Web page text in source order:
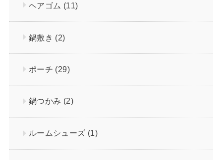
ヘアゴム (11)
鍋敷き (2)
ポーチ (29)
鍋つかみ (2)
ルームシューズ (1)